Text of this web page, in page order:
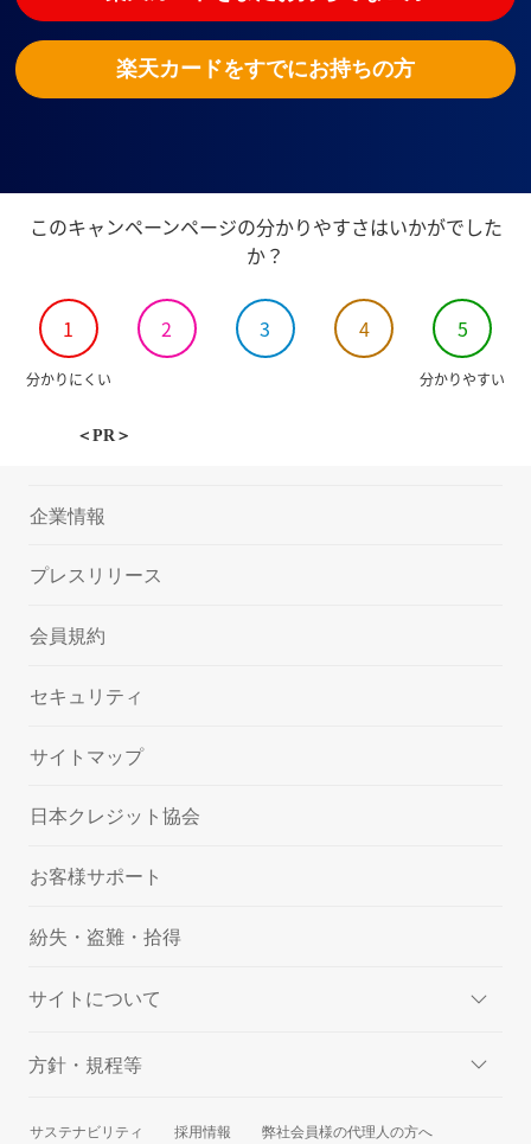
楽天カードをすでにお持ちの方
このキャンペーンページの分かりやすさはいかがでした
か？
1 2 3 4 5
分かりにくい 分かりやすい
＜PR＞
企業情報
プレスリリース
会員規約
セキュリティ
サイトマップ
日本クレジット協会
お客様サポート
紛失・盗難・拾得
サイトについて
方針・規程等
サステナビリティ 採用情報 弊社会員様の代理人の方へ